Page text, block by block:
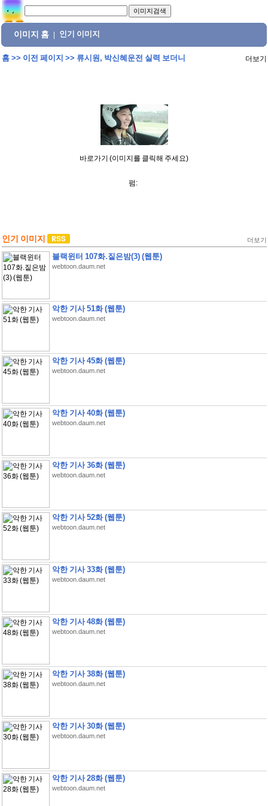
이미지 홈 인기 이미지
홈>> 이전 페이지 >> 류시원, 박신혜운전 실력 보더니 더보기
바로가기 (이미지를 클릭해 주세요)
펌:
인기 이미지 더보기
블랙윈터 107화.짙은밤(3) (웹툰)
webtoon.daum.net
악한 기사 51화 (웹툰)
webtoon.daum.net
악한 기사 45화 (웹툰)
webtoon.daum.net
악한 기사 40화 (웹툰)
webtoon.daum.net
악한 기사 36화 (웹툰)
webtoon.daum.net
악한 기사 52화 (웹툰)
webtoon.daum.net
악한 기사 33화 (웹툰)
webtoon.daum.net
악한 기사 48화 (웹툰)
webtoon.daum.net
악한 기사 38화 (웹툰)
webtoon.daum.net
악한 기사 30화 (웹툰)
webtoon.daum.net
악한 기사 28화 (웹툰)
webtoon.daum.net